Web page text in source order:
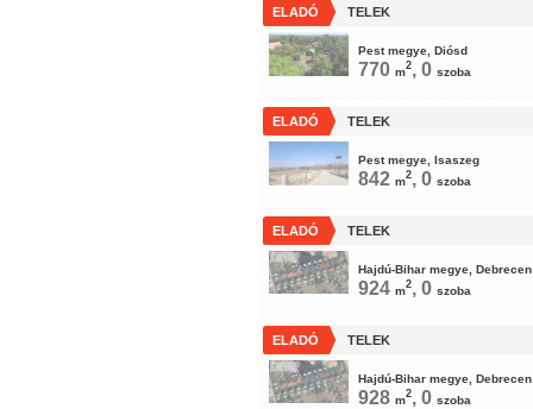
ELADÓ TELEK
Pest megye, Diósd
770 m2, 0 szoba
ELADÓ TELEK
Pest megye, Isaszeg
842 m2, 0 szoba
ELADÓ TELEK
Hajdú-Bihar megye, Debrecen
924 m2, 0 szoba
ELADÓ TELEK
Hajdú-Bihar megye, Debrecen
928 m2, 0 szoba